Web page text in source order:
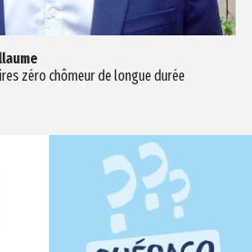
zéro chômeur de longue durée